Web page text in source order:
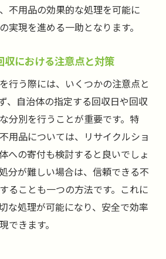
回収がもたらす生活空間の変
よる生活空間の改善事例
実現する快適な住環境の作り方
分することで得られる精神的効
活用するための収納術
後のインテリアリフォームのヒ
リフレッシュで得られる新たな
不用品の効果的な処理を可能に
実現を進める一助となります。
収における注意点と対策
行う際には、いくつかの注意点と
、自治体の指定する回収日や回収
分別を行うことが重要です。特
用品については、リサイクルショ
への寄付も検討すると良いでしょ
分が難しい場合は、信頼できる不
ることも一つの方法です。これに
な処理が可能になり、安全で効率
できます。